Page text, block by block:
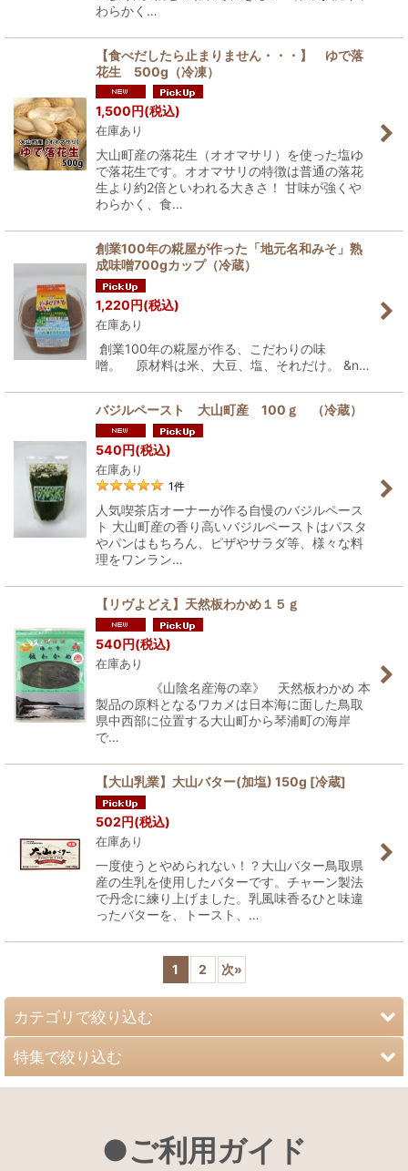
わらかく…
【食べだしたら止まりません・・・】 ゆで落
花生 500g（冷凍）
1,500円(税込)
在庫あり
大山町産の落花生（オオマサリ）を使った塩ゆ
で落花生です。オオマサリの特徴は普通の落花
生より約2倍といわれる大きさ！ 甘味が強くや
わらかく、食…
創業100年の糀屋が作った「地元名和みそ」熟
成味噌700gカップ（冷蔵）
1,220円(税込)
在庫あり
創業100年の糀屋が作る、こだわりの味
噌。 原材料は米、大豆、塩、それだけ。 &n…
バジルペースト 大山町産 100ｇ （冷蔵）
540円(税込)
在庫あり
1件
人気喫茶店オーナーが作る自慢のバジルペース
ト 大山町産の香り高いバジルペーストはパスタ
やパンはもちろん、ピザやサラダ等、様々な料
理をワンラン…
【リヴよどえ】天然板わかめ１５ｇ
540円(税込)
在庫あり
《山陰名産海の幸》 天然板わかめ 本
製品の原料となるワカメは日本海に面した鳥取
県中西部に位置する大山町から琴浦町の海岸
で…
【大山乳業】大山バター(加塩) 150g [冷蔵]
502円(税込)
在庫あり
一度使うとやめられない！？大山バター鳥取県
産の生乳を使用したバターです。チャーン製法
で丹念に練り上げました。乳風味香るひと味違
ったバターを、トースト、…
1 2 次»
カテゴリで絞り込む
大山恵みの里オリジナルギフト
野菜・野菜セット
特集で絞り込む
鳥取県大山町産 梨●ご利用ガイド